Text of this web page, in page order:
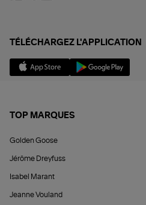
TÉLÉCHARGEZ L'APPLICATION
TOP MARQUES
Golden Goose
Jérôme Dreyfuss
Isabel Marant
Jeanne Vouland